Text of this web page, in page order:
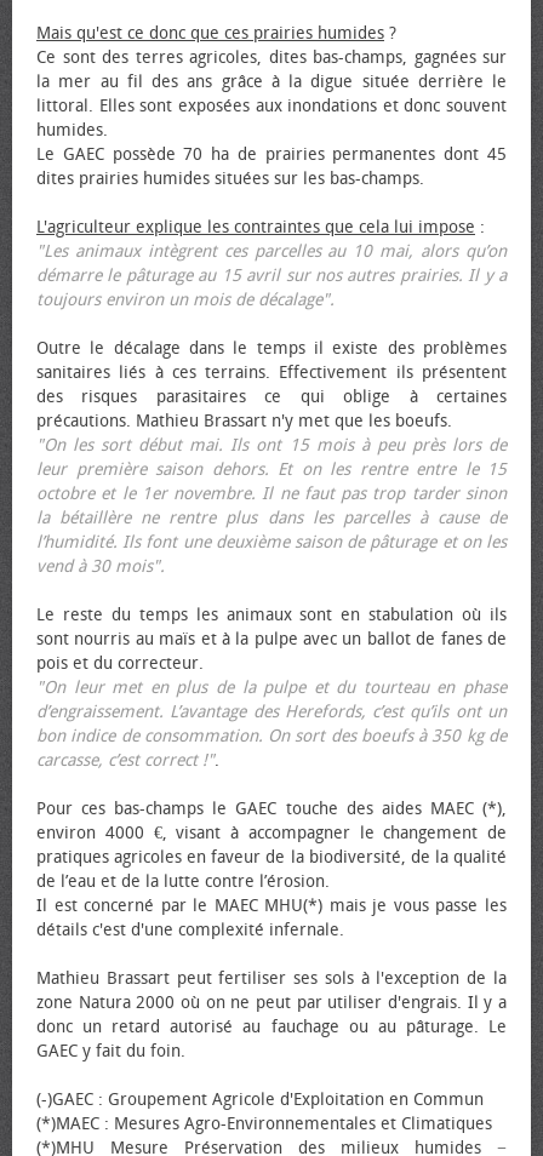
Mais qu'est ce donc que ces prairies humides ?
Ce sont des terres agricoles, dites bas-champs, gagnées sur
la mer au fil des ans grâce à la digue située derrière le
littoral. Elles sont exposées aux inondations et donc souvent
humides.
Le GAEC possède 70 ha de prairies permanentes dont 45
dites prairies humides situées sur les bas-champs.
L'agriculteur explique les contraintes que cela lui impose :
"Les animaux intègrent ces parcelles au 10 mai, alors qu’on
démarre le pâturage au 15 avril sur nos autres prairies. Il y a
toujours environ un mois de décalage".
Outre le décalage dans le temps il existe des problèmes
sanitaires liés à ces terrains. Effectivement ils présentent
des risques parasitaires ce qui oblige à certaines
précautions. Mathieu Brassart n'y met que les bœufs.
"On les sort début mai. Ils ont 15 mois à peu près lors de
leur première saison dehors. Et on les rentre entre le 15
octobre et le 1er novembre. Il ne faut pas trop tarder sinon
la bétaillère ne rentre plus dans les parcelles à cause de
l’humidité. Ils font une deuxième saison de pâturage et on les
vend à 30 mois".
Le reste du temps les animaux sont en stabulation où ils
sont nourris au maïs et à la pulpe avec un ballot de fanes de
pois et du correcteur.
"On leur met en plus de la pulpe et du tourteau en phase
d’engraissement. L’avantage des Herefords, c’est qu’ils ont un
bon indice de consommation. On sort des bœufs à 350 kg de
carcasse, c’est correct !".
Pour ces bas-champs le GAEC touche des aides MAEC (*),
environ 4000 €, visant à accompagner le changement de
pratiques agricoles en faveur de la biodiversité, de la qualité
de l’eau et de la lutte contre l’érosion.
Il est concerné par le MAEC MHU(*) mais je vous passe les
détails c'est d'une complexité infernale.
Mathieu Brassart peut fertiliser ses sols à l'exception de la
zone Natura 2000 où on ne peut par utiliser d'engrais. Il y a
donc un retard autorisé au fauchage ou au pâturage. Le
GAEC y fait du foin.
(-)GAEC : Groupement Agricole d'Exploitation en Commun
(*)MAEC : Mesures Agro-Environnementales et Climatiques
(*)MHU Mesure Préservation des milieux humides −